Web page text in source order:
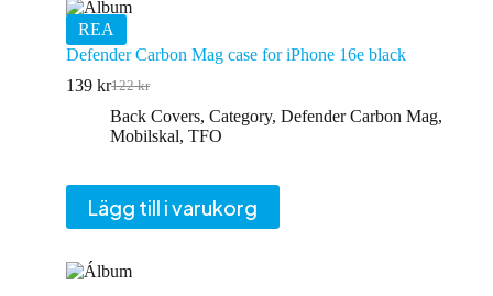
REA
Defender Carbon Mag case for iPhone 16e black
122kr
Det
ursprungliga
priset
139 krDet
nuvarande
priset
Back Covers, Category, Defender Carbon Mag,
Mobilskal, TFO
Lägg till i varukorg